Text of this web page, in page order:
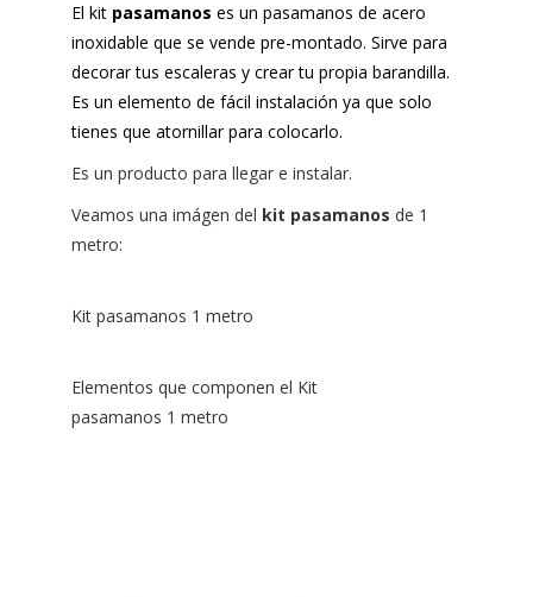
El kit pasamanos es un pasamanos de acero
inoxidable que se vende pre-montado. Sirve para
decorar tus escaleras y crear tu propia barandilla.
Es un elemento de fácil instalación ya que solo
tienes que atornillar para colocarlo.
Es un producto para llegar e instalar.
Veamos una imágen del kit pasamanos de 1
metro:
Kit pasamanos 1 metro
Elementos que componen el Kit
pasamanos 1 metro